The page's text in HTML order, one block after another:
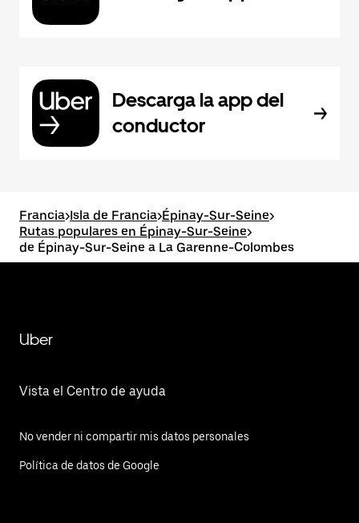
Descarga la app del
conductor
Francia>Isla de Francia>Épinay-Sur-Seine>
Rutas populares en Épinay-Sur-Seine>
de Épinay-Sur-Seine a La Garenne-Colombes
Uber
Vista el Centro de ayuda
No vender ni compartir mis datos personales
Política de datos de Google